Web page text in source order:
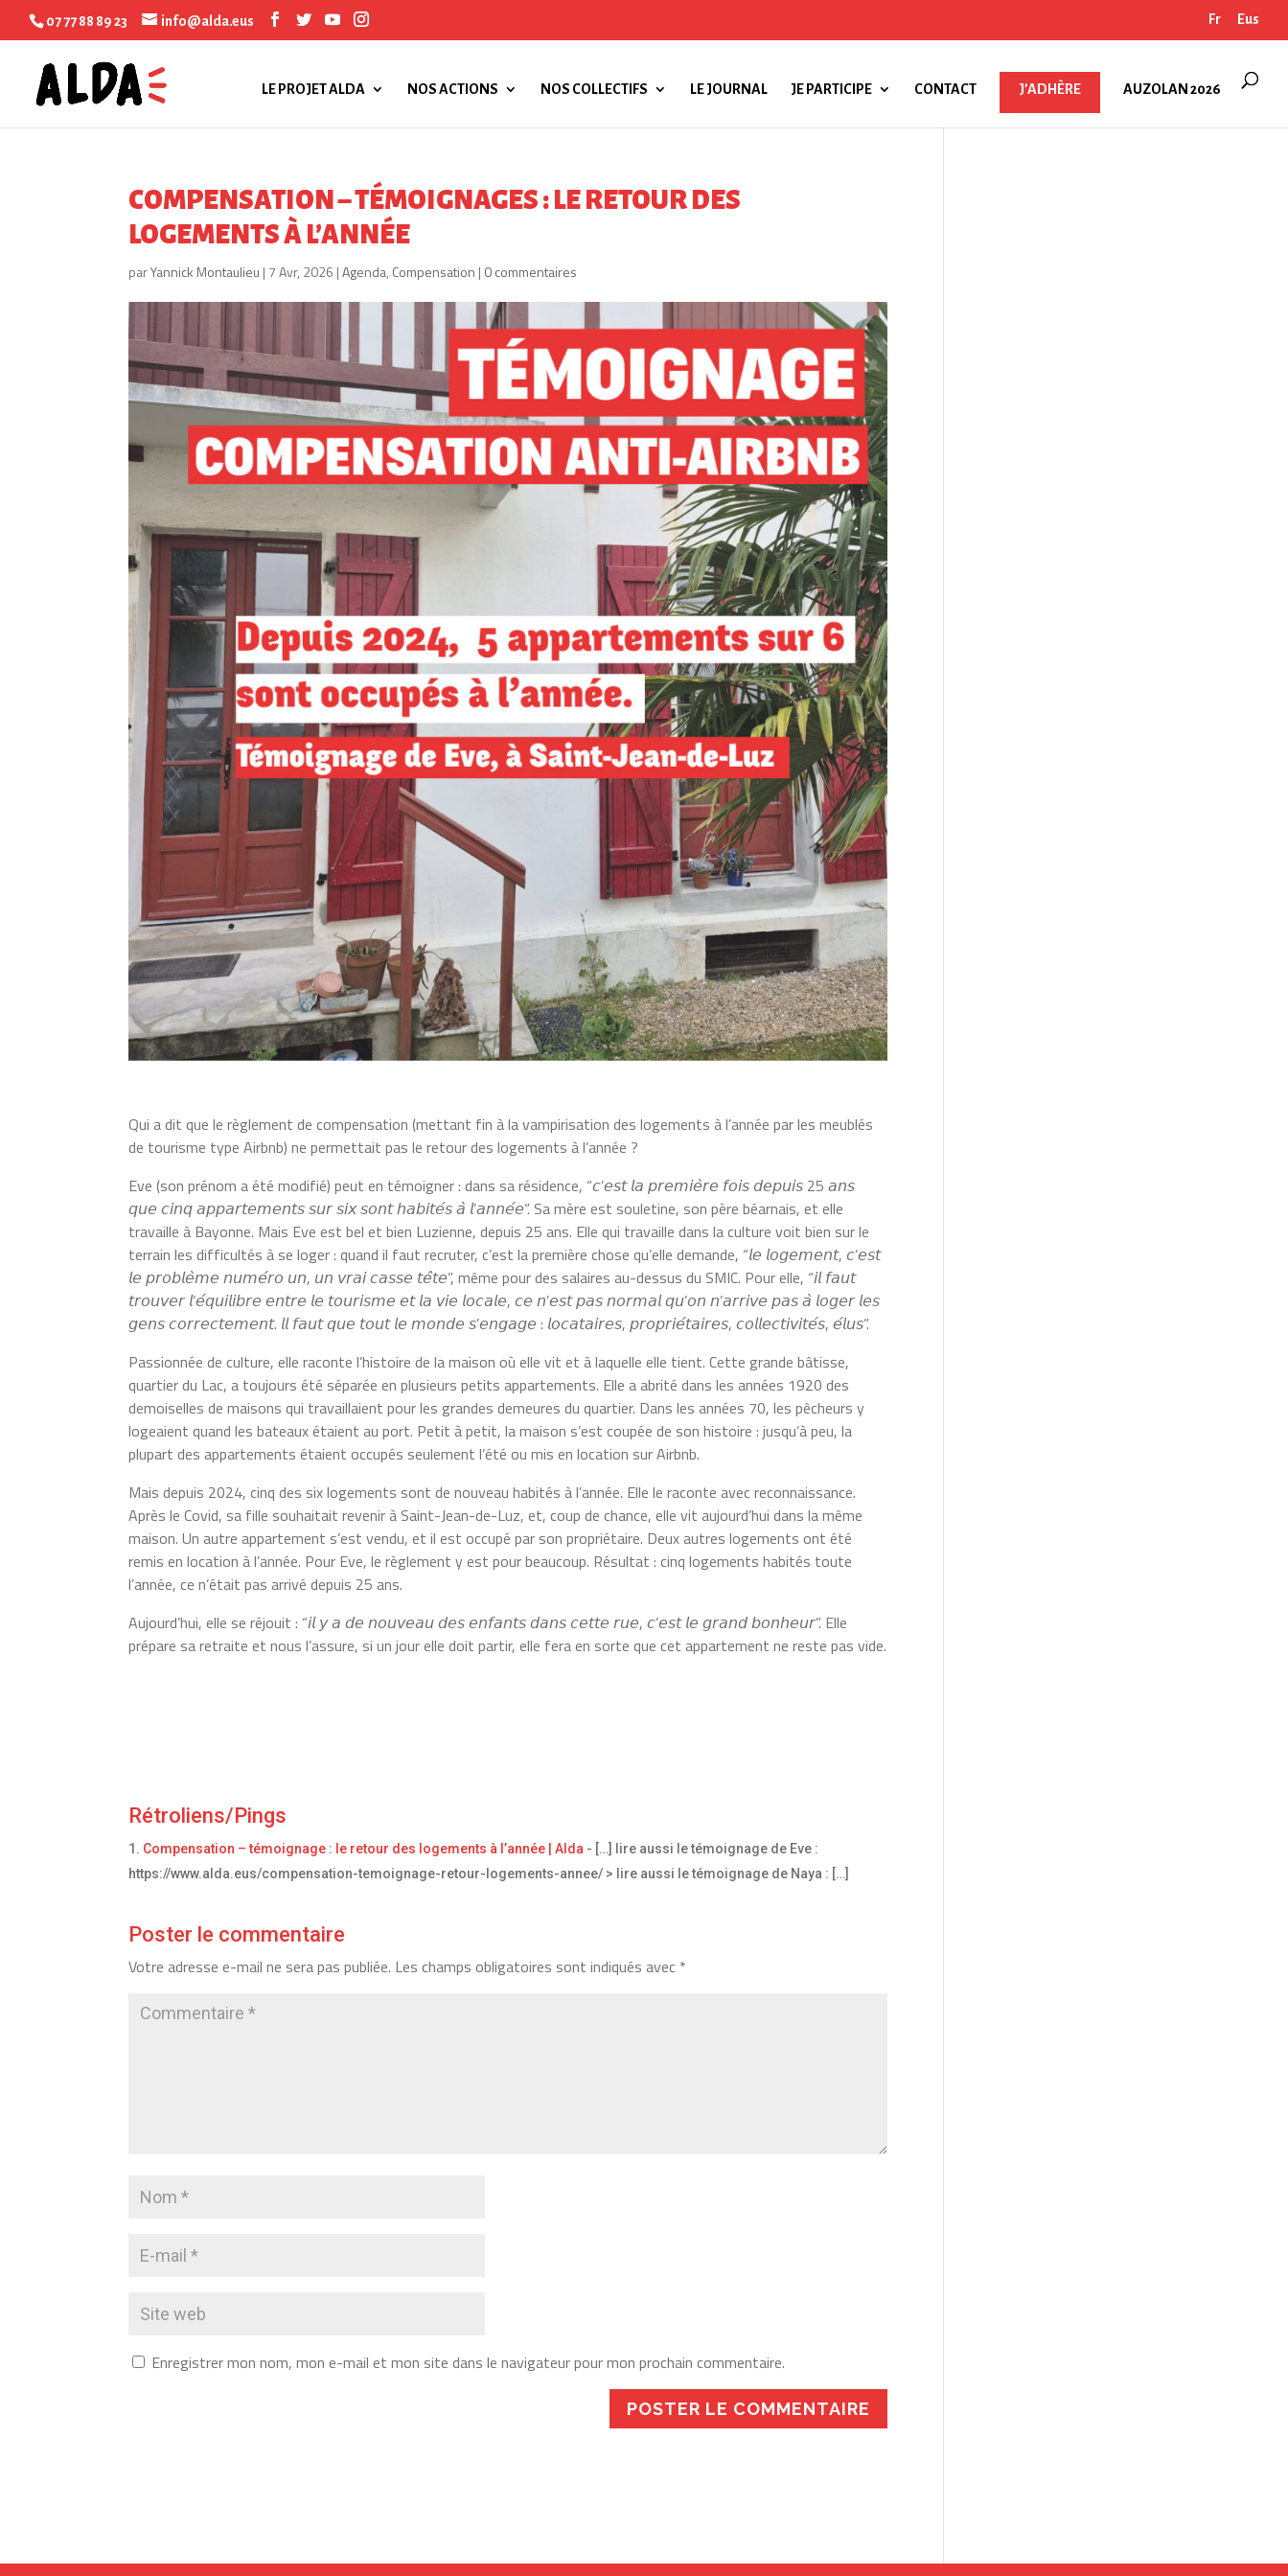
07 77 88 89 23 info@alda.eus Fr Eus
LE PROJET ALDA NOS ACTIONS NOS COLLECTIFS LE JOURNAL JE PARTICIPE CONTACT J’ADHÈRE AUZOLAN 2026
COMPENSATION – TÉMOIGNAGES : LE RETOUR DES
LOGEMENTS À L’ANNÉE
parYannick Montaulieu | 7 Avr, 2026 |Agenda, Compensation | 0 commentaires
Qui a dit que le règlement de compensation (mettant fin à la vampirisation des logements à l’année par les meublés
de tourisme type Airbnb) ne permettait pas le retour des logements à l’année ?
Eve (son prénom a été modifié) peut en témoigner : dans sa résidence, “𝘤’𝘦𝘴𝘵 𝘭𝘢 𝘱𝘳𝘦𝘮𝘪𝘦̀𝘳𝘦 𝘧𝘰𝘪𝘴 𝘥𝘦𝘱𝘶𝘪𝘴 25 𝘢𝘯𝘴
𝘲𝘶𝘦 𝘤𝘪𝘯𝘲 𝘢𝘱𝘱𝘢𝘳𝘵𝘦𝘮𝘦𝘯𝘵𝘴 𝘴𝘶𝘳 𝘴𝘪𝘹 𝘴𝘰𝘯𝘵 𝘩𝘢𝘣𝘪𝘵𝘦́𝘴 𝘢̀ 𝘭’𝘢𝘯𝘯𝘦́𝘦”. Sa mère est souletine, son père béarnais, et elle
travaille à Bayonne. Mais Eve est bel et bien Luzienne, depuis 25 ans. Elle qui travaille dans la culture voit bien sur le
terrain les difficultés à se loger : quand il faut recruter, c’est la première chose qu’elle demande, “𝘭𝘦 𝘭𝘰𝘨𝘦𝘮𝘦𝘯𝘵, 𝘤’𝘦𝘴𝘵
𝘭𝘦 𝘱𝘳𝘰𝘣𝘭𝘦̀𝘮𝘦 𝘯𝘶𝘮𝘦́𝘳𝘰 𝘶𝘯, 𝘶𝘯 𝘷𝘳𝘢𝘪 𝘤𝘢𝘴𝘴𝘦 𝘵𝘦̂𝘵𝘦”, même pour des salaires au-dessus du SMIC. Pour elle, “𝘪𝘭 𝘧𝘢𝘶𝘵
𝘵𝘳𝘰𝘶𝘷𝘦𝘳 𝘭’𝘦́𝘲𝘶𝘪𝘭𝘪𝘣𝘳𝘦 𝘦𝘯𝘵𝘳𝘦 𝘭𝘦 𝘵𝘰𝘶𝘳𝘪𝘴𝘮𝘦 𝘦𝘵 𝘭𝘢 𝘷𝘪𝘦 𝘭𝘰𝘤𝘢𝘭𝘦, 𝘤𝘦 𝘯’𝘦𝘴𝘵 𝘱𝘢𝘴 𝘯𝘰𝘳𝘮𝘢𝘭 𝘲𝘶’𝘰𝘯 𝘯’𝘢𝘳𝘳𝘪𝘷𝘦 𝘱𝘢𝘴 𝘢̀ 𝘭𝘰𝘨𝘦𝘳 𝘭𝘦𝘴
𝘨𝘦𝘯𝘴 𝘤𝘰𝘳𝘳𝘦𝘤𝘵𝘦𝘮𝘦𝘯𝘵. 𝘭𝘭 𝘧𝘢𝘶𝘵 𝘲𝘶𝘦 𝘵𝘰𝘶𝘵 𝘭𝘦 𝘮𝘰𝘯𝘥𝘦 𝘴’𝘦𝘯𝘨𝘢𝘨𝘦 : 𝘭𝘰𝘤𝘢𝘵𝘢𝘪𝘳𝘦𝘴, 𝘱𝘳𝘰𝘱𝘳𝘪𝘦́𝘵𝘢𝘪𝘳𝘦𝘴, 𝘤𝘰𝘭𝘭𝘦𝘤𝘵𝘪𝘷𝘪𝘵𝘦́𝘴, 𝘦́𝘭𝘶𝘴”.
Passionnée de culture, elle raconte l’histoire de la maison où elle vit et à laquelle elle tient. Cette grande bâtisse,
quartier du Lac, a toujours été séparée en plusieurs petits appartements. Elle a abrité dans les années 1920 des
demoiselles de maisons qui travaillaient pour les grandes demeures du quartier. Dans les années 70, les pêcheurs y
logeaient quand les bateaux étaient au port. Petit à petit, la maison s’est coupée de son histoire : jusqu’à peu, la
plupart des appartements étaient occupés seulement l’été ou mis en location sur Airbnb.
Mais depuis 2024, cinq des six logements sont de nouveau habités à l’année. Elle le raconte avec reconnaissance.
Après le Covid, sa fille souhaitait revenir à Saint-Jean-de-Luz, et, coup de chance, elle vit aujourd’hui dans la même
maison. Un autre appartement s’est vendu, et il est occupé par son propriétaire. Deux autres logements ont été
remis en location à l’année. Pour Eve, le règlement y est pour beaucoup. Résultat : cinq logements habités toute
l’année, ce n’était pas arrivé depuis 25 ans.
Aujourd’hui, elle se réjouit : “𝘪𝘭 𝘺 𝘢 𝘥𝘦 𝘯𝘰𝘶𝘷𝘦𝘢𝘶 𝘥𝘦𝘴 𝘦𝘯𝘧𝘢𝘯𝘵𝘴 𝘥𝘢𝘯𝘴 𝘤𝘦𝘵𝘵𝘦 𝘳𝘶𝘦, 𝘤’𝘦𝘴𝘵 𝘭𝘦 𝘨𝘳𝘢𝘯𝘥 𝘣𝘰𝘯𝘩𝘦𝘶𝘳”. Elle
prépare sa retraite et nous l’assure, si un jour elle doit partir, elle fera en sorte que cet appartement ne reste pas vide.
Rétroliens/Pings
Compensation – témoignage : le retour des logements à l’année | Alda - […] lire aussi le témoignage de Eve :
https://www.alda.eus/compensation-temoignage-retour-logements-annee/ > lire aussi le témoignage de Naya : […]
Poster le commentaire
Votre adresse e-mail ne sera pas publiée. Les champs obligatoires sont indiqués avec *
Enregistrer mon nom, mon e-mail et mon site dans le navigateur pour mon prochain commentaire.